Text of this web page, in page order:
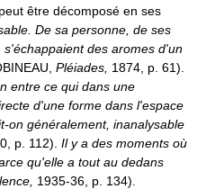
être décomposé en ses
De sa personne, de ses
des aromes d'un
Pléiades, 1874, p. 61).
entre ce qui dans une
d'une forme dans l'espace
on généralement, inanalysable
p. 112). Il y a des moments où
qu'elle a tout au dedans
1935-36, p. 134).